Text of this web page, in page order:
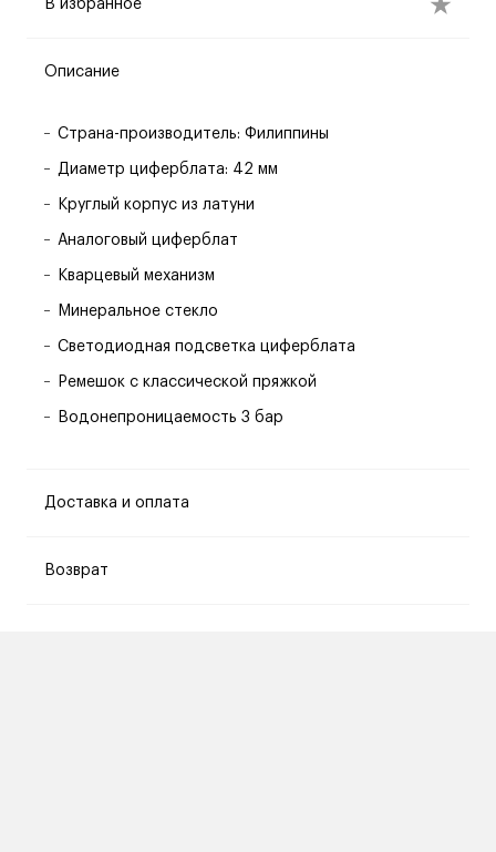
В избранное
Описание
Страна-производитель: Филиппины
Диаметр циферблата: 42 мм
Круглый корпус из латуни
Аналоговый циферблат
Кварцевый механизм
Минеральное стекло
Светодиодная подсветка циферблата
Ремешок с классической пряжкой
Водонепроницаемость 3 бар
Доставка и оплата
Возврат